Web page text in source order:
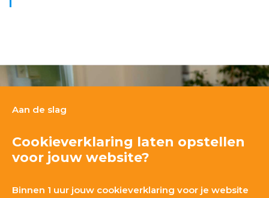
Aan de slag
Cookieverklaring laten opstellen
voor jouw website?
Binnen 1 uur jouw cookieverklaring voor je website